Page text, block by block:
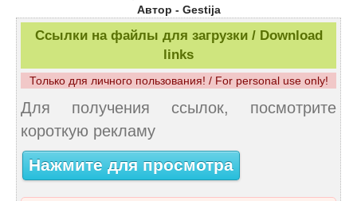
Автор - Gestija
Ссылки на файлы для загрузки / Download
links
Только для личного пользования! / For personal use only!
Для получения ссылок, посмотрите
короткую рекламу
Нажмите для просмотра